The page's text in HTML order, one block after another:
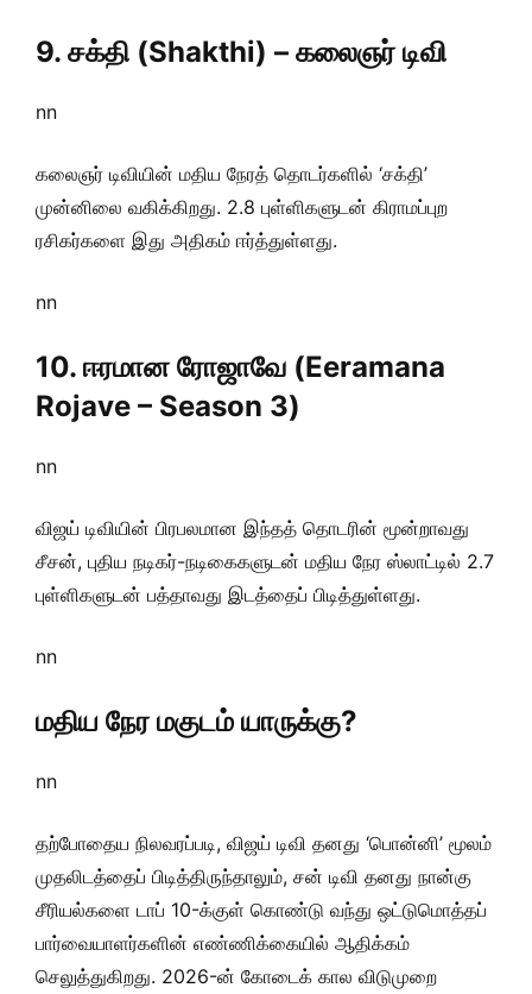
9. சக்தி (Shakthi) – கலைஞர் டிவி
nn
கலைஞர் டிவியின் மதிய நேரத் தொடர்களில் ‘சக்தி’
முன்னிலை வகிக்கிறது. 2.8 புள்ளிகளுடன் கிராமப்புற
ரசிகர்களை இது அதிகம் ஈர்த்துள்ளது.
nn
10. ஈரமான ரோஜாவே (Eeramana
Rojave – Season 3)
nn
விஜய் டிவியின் பிரபலமான இந்தத் தொடரின் மூன்றாவது
சீசன், புதிய நடிகர்-நடிகைகளுடன் மதிய நேர ஸ்லாட்டில் 2.7
புள்ளிகளுடன் பத்தாவது இடத்தைப் பிடித்துள்ளது.
nn
மதிய நேர மகுடம் யாருக்கு?
nn
தற்போதைய நிலவரப்படி, விஜய் டிவி தனது ‘பொன்னி’ மூலம்
முதலிடத்தைப் பிடித்திருந்தாலும், சன் டிவி தனது நான்கு
சீரியல்களை டாப் 10-க்குள் கொண்டு வந்து ஒட்டுமொத்தப்
பார்வையாளர்களின் எண்ணிக்கையில் ஆதிக்கம்
செலுத்துகிறது. 2026-ன் கோடைக் கால விடுமுறை